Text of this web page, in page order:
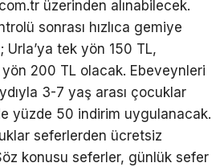
üzerinden alınabilecek.
sonrası hızlıca gemiye
Urla’ya tek yön 150 TL,
yön 200 TL olacak. Ebeveynleri
3-7 yaş arası çocuklar
yüzde 50 indirim uygulanacak.
seferlerden ücretsiz
konusu seferler, günlük sefer